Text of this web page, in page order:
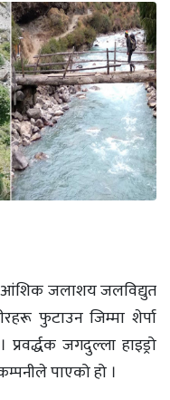
आंशिक जलाशय जलविद्युत
फुटाउन जिम्मा शेर्पा
जगदुल्ला हाइड्रो
पाएको हो ।